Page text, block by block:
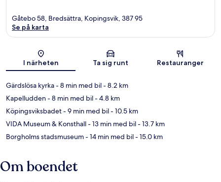
Karta
Gåtebo 58, Bredsättra, Kopingsvik, 387 95
Se på karta
I närheten Ta sig runt Restauranger
Gärdslösa kyrka- 8 min med bil- 8.2 km
Kapelludden- 8 min med bil- 4.8 km
Köpingsviksbadet- 9 min med bil- 10.5 km
VIDA Museum & Konsthall- 13 min med bil- 13.7 km
Borgholms stadsmuseum- 14 min med bil- 15.0 km
Om boendet